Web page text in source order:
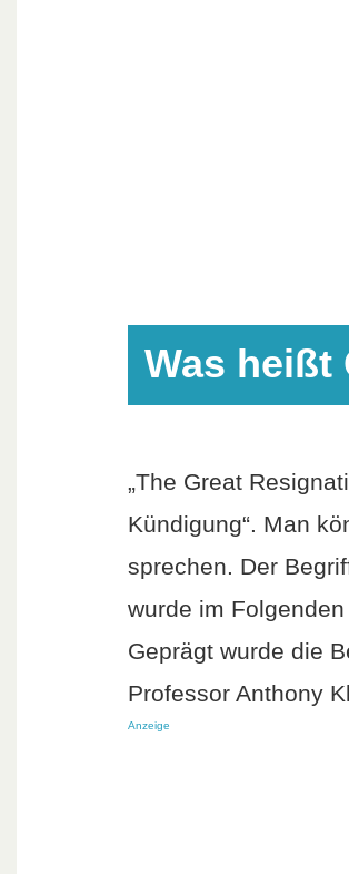
Was heißt
„The Great
Kündigung“. Man
sprechen. Der
wurde im
Geprägt wurde die
Professor Anthony
Anzeige